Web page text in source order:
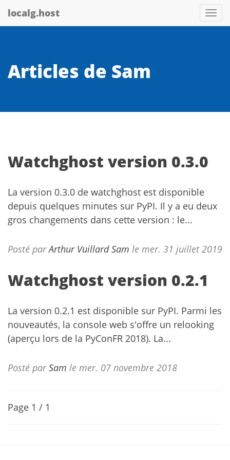
localg.host
Articles de Sam
Watchghost version 0.3.0
La version 0.3.0 de watchghost est disponible
depuis quelques minutes sur PyPI. Il y a eu deux
gros changements dans cette version : le...
Posté parArthur Vuillard Sam le mer. 31 juillet 2019
Watchghost version 0.2.1
La version 0.2.1 est disponible sur PyPI. Parmi les
nouveautés, la console web s'offre un relooking
(aperçu lors de la PyConFR 2018). La...
Posté parSam le mer. 07 novembre 2018
Page 1 / 1